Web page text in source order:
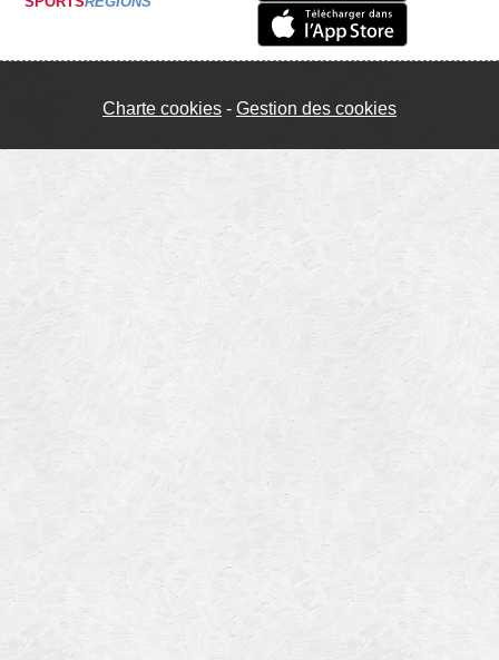
Charte cookies Gestion des cookies